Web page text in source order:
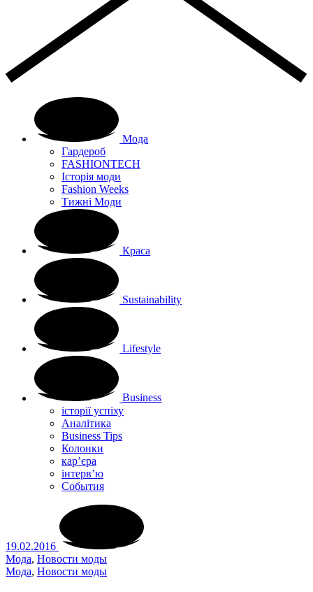
Мода
Гардероб
FASHIONTECH
Історія моди
Fashion Weeks
Тижні Моди
Краса
Sustainability
Lifestyle
Business
історії успіху
Аналітика
Business Tips
Колонки
кар’єра
інтерв’ю
Cобытия
19.02.2016
Мода, Новости моды
Мода, Новости моды